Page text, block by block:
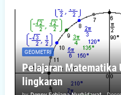
GEOMETRI
Pelajaran Matematika
lingkaran